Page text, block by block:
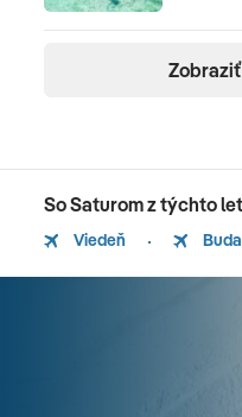
So Saturom z týchto
Viedeň